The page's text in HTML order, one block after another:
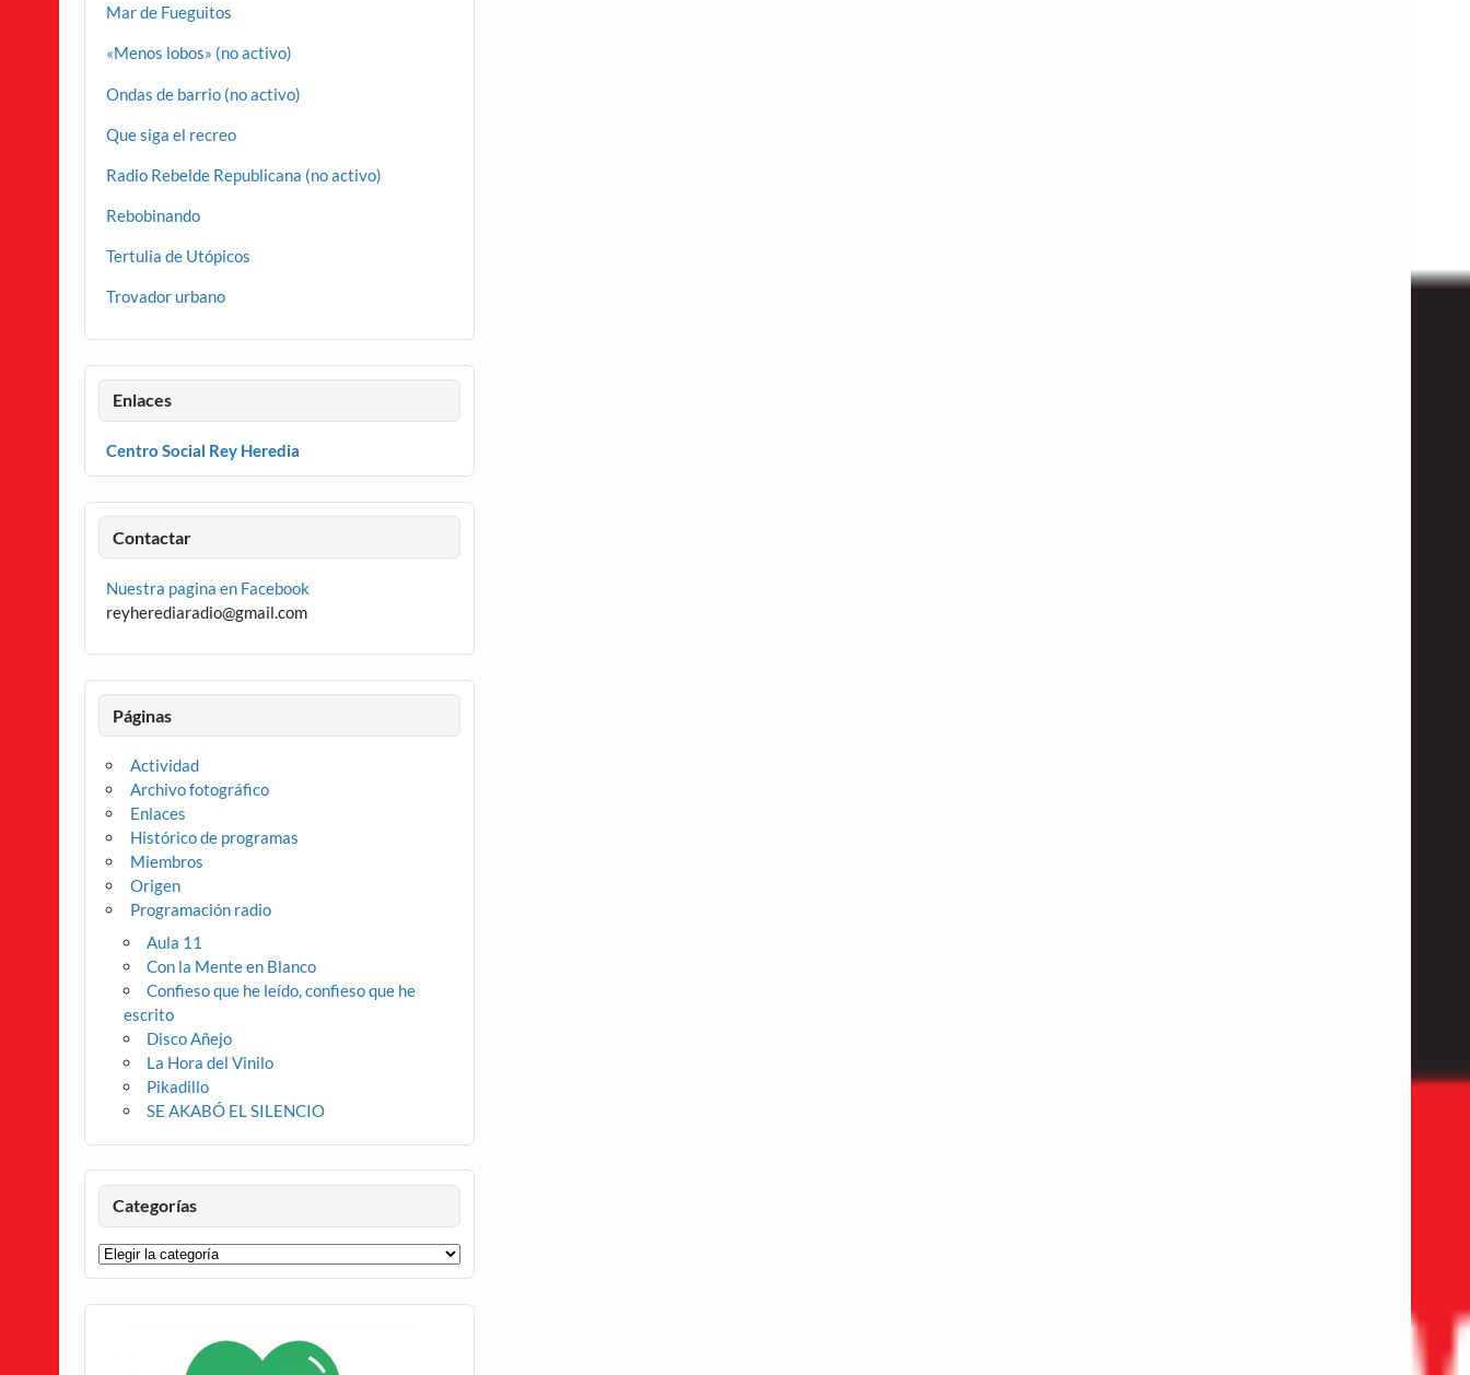
Mar de Fueguitos
«Menos lobos» (no activo)
Ondas de barrio (no activo)
Que siga el recreo
Radio Rebelde Republicana (no activo)
Rebobinando
Tertulia de Utópicos
Trovador urbano
Enlaces
Centro Social Rey Heredia
Contactar
Nuestra pagina en Facebook
reyherediaradio@gmail.com
Páginas
Actividad
Archivo fotográfico
Enlaces
Histórico de programas
Miembros
Origen
Programación radio
Aula 11
Con la Mente en Blanco
Confieso que he leído, confieso que he
escrito
Disco Añejo
La Hora del Vinilo
Pikadillo
SE AKABÓ EL SILENCIO
Categorías
Categorías